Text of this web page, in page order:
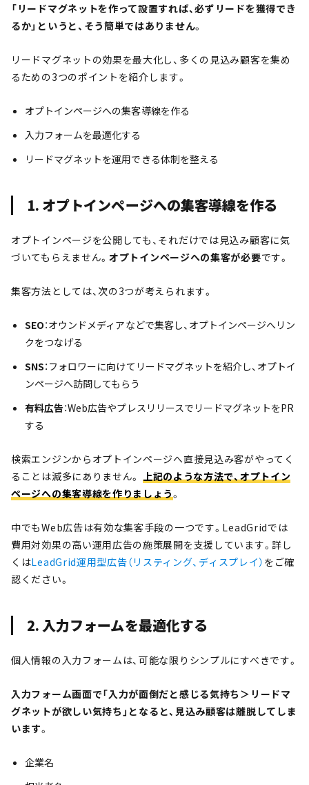
「リードマグネットを作って設置すれば、必ずリードを獲得でき
るか」というと、そう簡単ではありません。
リードマグネットの効果を最大化し、多くの見込み顧客を集め
るための3つのポイントを紹介します。
オプトインページへの集客導線を作る
入力フォームを最適化する
リードマグネットを運用できる体制を整える
1. オプトインページへの集客導線を作る
オプトインページを公開しても、それだけでは見込み顧客に気
づいてもらえません。 オプトインページへの集客が必要です。
集客方法としては、次の3つが考えられます。
SEO：オウンドメディアなどで集客し、オプトインページへリン
クをつなげる
SNS：フォロワーに向けてリードマグネットを紹介し、オプトイ
ンページへ訪問してもらう
有料広告：Web広告やプレスリリースでリードマグネットをPR
する
検索エンジンからオプトインページへ直接見込み客がやってく
ることは滅多にありません。
上記のような方法で、オプトイン
ページへの集客導線を作りましょう。
中でもWeb広告は有効な集客手段の一つです。LeadGridでは
費用対効果の高い運用広告の施策展開を支援しています。詳し
くはLeadGrid運用型広告（リスティング、ディスプレイ） をご確
認ください。
2. 入力フォームを最適化する
個人情報の入力フォームは、可能な限りシンプルにすべきです。
入力フォーム画面で「入力が面倒だと感じる気持ち＞リードマ
グネットが欲しい気持ち」 となると、見込み顧客は離脱してしま
います。
企業名